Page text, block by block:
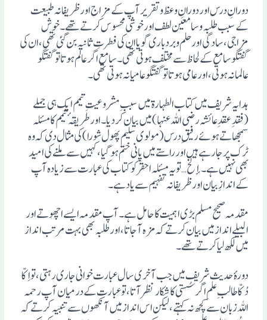
دورانِ درس اور دورانِ وعظ وتقریر آپ کے مزاج اور ظریفانہ طبیعت
کے سبب طلبہ وسامعین لطف اور خوشی محسوس کرتے تھے۔ خوش
مزاجی، سادگی اور حلم وبردباری گویا ان کی فطرتِ ثانیہ بن گئی تھی، ان کی
گفتگو سامع کے لحاظ سے مختلف ہوتی تھی۔ سامع اگر عالم ہوتا تو گفتگو
عالمانہ ہوتی، اور عامی ہوتا تو گفتگو عامیانہ ہوتی تھی۔
ہدایہ شریف میں کتاب الطہارة میں سببِ مشروعیتِ تیمم ایک ہی جملے
(فقدِ عقدِ عائشہ رضی اللہ عنہا) میں بیان کردیا۔ اور طریقہٴ تیمم کا مسئلہ
سمجھاتے ہوئے رفیقِ درس (مولوی سلیم پھول شورا) کی مثال دی کہ وہ
ٹرک پر جارہے ہیں اور راستے میں پانی ختم ہوگیا، کہیں سے ملنے کی امید
بھی نہیں ہے۔إلخ … تو یہ مسئلہ احقر کو کتاب کی عبارت سے زیادہ آپ
کے اندازِ بیان اور ظریفانہ تفہیم سے یاد ہے۔
مقدمہ صحیح مسلم بڑی اہمیت کا حامل ہے۔ آپ مقدمہ ایسے اچھوتے اور
البیلے اندازمیں بیان کرتے کہ مزہ آجاتا، اور طلبہ بھی بہت مرتب انداز
میں لکھ لیا کرتے تھے۔
دورہٴ حدیث شریف میں جب آخری سال عبارت خوانی جاری رہتی، تو اِکّا
دُکّا طالبِ علم اگر سُستی کا شکارنظر آتا، تو عبارت کے درمیان آپ رحمہ
اللہ زبان سے کچھ نہ کہتے، لیکن اس انداز میں آنکھوں سے تنبیہ کرتے کہ